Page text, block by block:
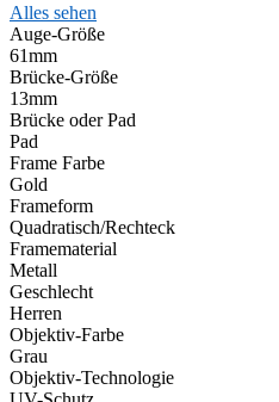
Alles sehen
Auge-Größe
61mm
Brücke-Größe
13mm
Brücke oder Pad
Pad
Frame Farbe
Gold
Frameform
Quadratisch/Rechteck
Framematerial
Metall
Geschlecht
Herren
Objektiv-Farbe
Grau
Objektiv-Technologie